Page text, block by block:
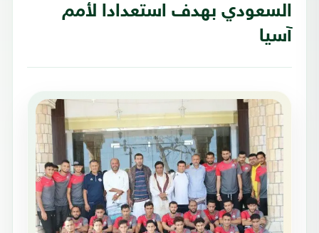
السعودي بهدف استعدادا لأمم
آسيا